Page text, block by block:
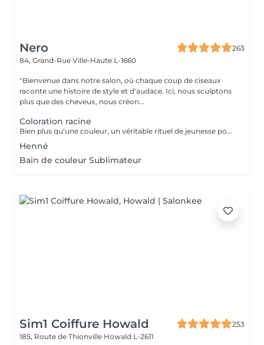
Nero
263
84, Grand-Rue Ville-Haute L-1660
"Bienvenue dans notre salon, où chaque coup de ciseaux
raconte une histoire de style et d'audace. Ici, nous sculptons
plus que des cheveux, nous créon...
Coloration racine
Bien plus qu'une couleur, un véritable rituel de jeunesse pour vos cheveux. Enrichie en acide hyaluronique et certifiée avec des extraits de plantes apaisantes (Thé Vert, Calendula), la coloration Multi Complex traite la fibre capillaire pendant le processus de couleur. Elle offre une brillance miroir spectaculaire, une hydratation profonde et un confort absolu pour les cuirs chevelus les plus sensibles. Le choix idéal pour une chevelure douce, renforcée et lumineuse. Découvrez une couleur vibrante et d'une profondeur absolue. La formule classique haute performance Color-Ton de Tocco Magico est spécialement conçue pour garantir une couverture totale et parfaite des cheveux blancs, sans aucune transparence. Grâce à sa richesse en pigments purs, elle offre des reflets intenses, fidèles et une tenue longue durée exceptionnelle. Idéale pour les bruns profonds, les rouges vibrants et les bases impeccables
Henné
Bain de couleur Sublimateur
Sim1 Coiffure Howald
253
185, Route de Thionville Howald L-2611